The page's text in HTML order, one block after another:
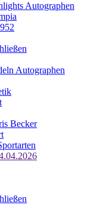
Autographen
Autographen
Becker